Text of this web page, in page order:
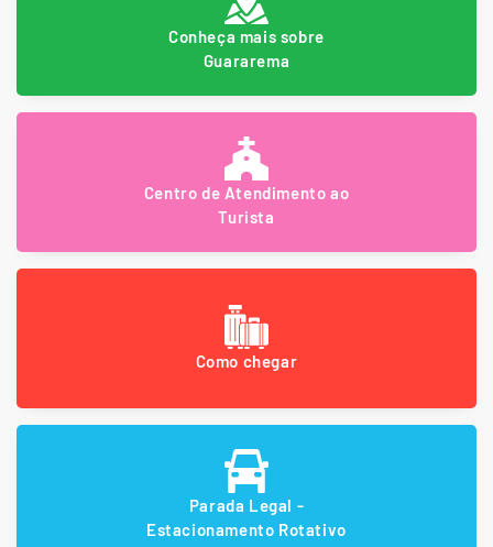
Conheça mais sobre
Guararema
Centro de Atendimento ao
Turista
Como chegar
Parada Legal -
Estacionamento Rotativo